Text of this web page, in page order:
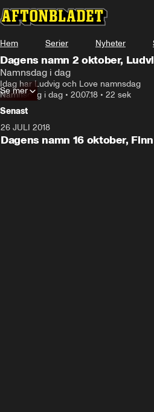
Hem Serier Nyheter
Dagens namn 2 oktober,
Namnsdag i dag
Idag har Ludvig och Love namnsdag
Namnsdag i dag • 20.07.18 • 22 sek
Se mer
Senast
26 JULI 2018
Dagens namn 16 oktober, Finn